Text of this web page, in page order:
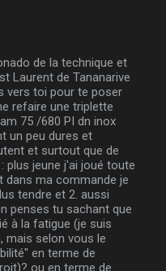
de la technique et
Laurent de Tananarive
vers toi pour te poser
refaire une triplette
75 /680 PI dn inox
un peu dures et
et surtout que de
plus jeune j'ai joué toute
dans ma commande je
tendre et 2. aussi
penses tu sachant que
à la fatigue (je suis
mais selon vous le
en terme de
ou en terme de